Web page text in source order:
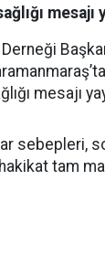
mesajı
mesajı
sebepleri,
tam